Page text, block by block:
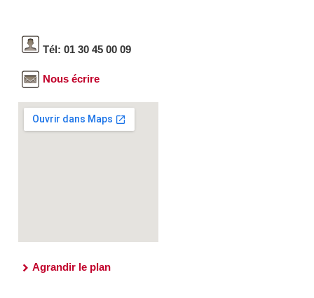
Tél: 01 30 45 00 09
Nous écrire
Agrandir le plan